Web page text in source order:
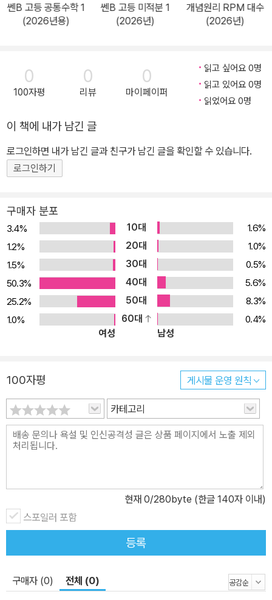
쎈B 고등 공통수학 1
(2026년용)
쎈B 고등 미적분 1
(2026년)
개념원리 RPM 대수
(2026년)
0
100자평
0
리뷰
0
마이페이퍼
읽고 싶어요 0명
읽고 있어요 0명
읽었어요 0명
이 책에 내가 남긴 글
로그인하면 내가 남긴 글과 친구가 남긴 글을 확인할 수 있습니다.
로그인하기
구매자 분포
3.4% 10대
1.6%
1.2%
20대
1.0%
1.5%
30대
0.5%
50.3%
40대
5.6%
25.2%
50대
8.3%
1.0%
60대
0.4%
여성
남성
100자평 게시물 운영 원칙
카테고리
현재 0/280byte (한글 140자 이내)
스포일러 포함
등록
구매자 (0) 전체 (0)